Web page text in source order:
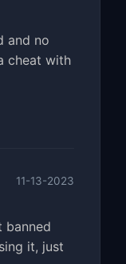
and no
cheat with
11-13-2023
banned
it, just